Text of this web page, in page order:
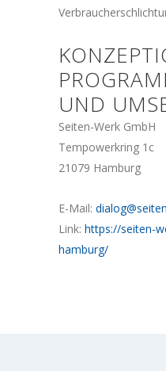
UND
Seiten-Werk GmbH
Tempowerkring 1c
21079 Hamburg
E-Mail:
Link: https://seiten-
hamburg/